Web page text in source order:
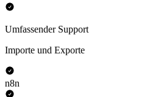
Umfassender Support
Importe und Exporte
n8n